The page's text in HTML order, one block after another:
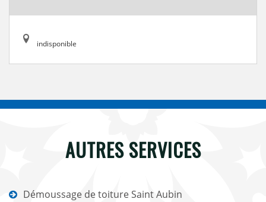
indisponible
AUTRES SERVICES
Démoussage de toiture Saint Aubin